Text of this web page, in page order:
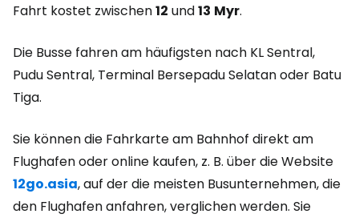
Fahrt kostet zwischen12 und13 Myr.
Die Busse fahren am häufigsten nach KL Sentral,
Pudu Sentral, Terminal Bersepadu Selatan oder Batu
Tiga.
Sie können die Fahrkarte am Bahnhof direkt am
Flughafen oder online kaufen, z. B. über die Website
12go.asia, auf der die meisten Busunternehmen, die
den Flughafen anfahren, verglichen werden. Sie